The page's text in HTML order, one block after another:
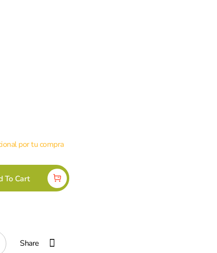
por tu compra
To Cart
Share